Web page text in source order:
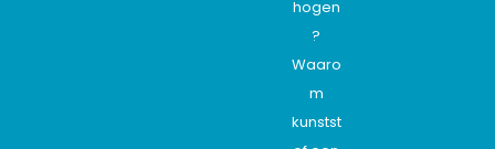
hogen
?
Waaro
m
kunstst